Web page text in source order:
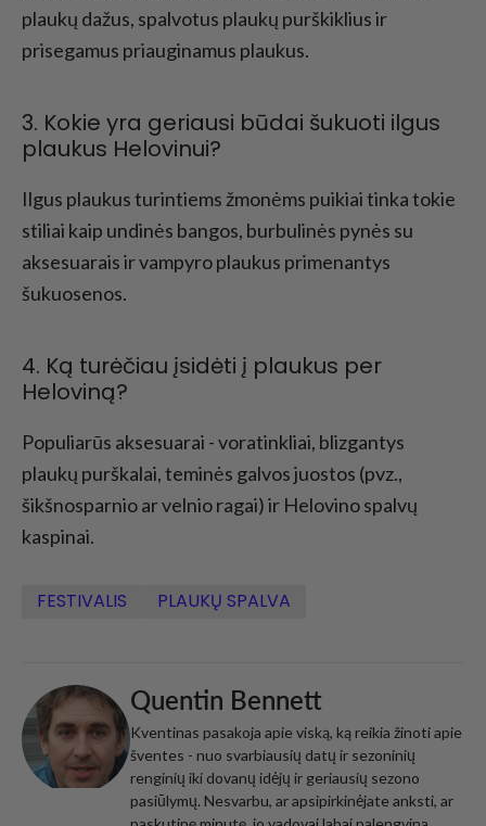
plaukų dažus, spalvotus plaukų purškiklius ir
prisegamus priauginamus plaukus.
3. Kokie yra geriausi būdai šukuoti ilgus
plaukus Helovinui?
Ilgus plaukus turintiems žmonėms puikiai tinka tokie
stiliai kaip undinės bangos, burbulinės pynės su
aksesuarais ir vampyro plaukus primenantys
šukuosenos.
4. Ką turėčiau įsidėti į plaukus per
Heloviną?
Populiarūs aksesuarai - voratinkliai, blizgantys
plaukų purškalai, teminės galvos juostos (pvz.,
šikšnosparnio ar velnio ragai) ir Helovino spalvų
kaspinai.
FESTIVALIS PLAUKŲ SPALVA
Quentin Bennett
Kventinas pasakoja apie viską, ką reikia žinoti apie
šventes - nuo svarbiausių datų ir sezoninių
renginių iki dovanų idėjų ir geriausių sezono
pasiūlymų. Nesvarbu, ar apsipirkinėjate anksti, ar